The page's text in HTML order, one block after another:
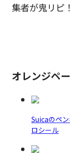
集者が鬼リピ
オレンジペ
Suicaのペ
ロシール